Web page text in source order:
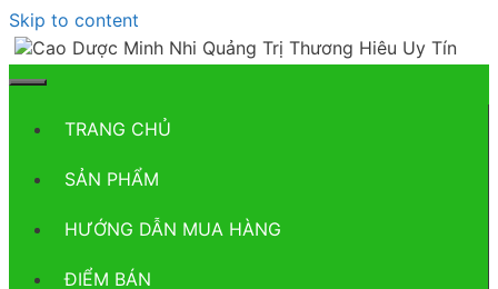
Skip to content
TRANG CHỦ
SẢN PHẨM
HƯỚNG DẪN MUA HÀNG
ĐIỂM BÁN